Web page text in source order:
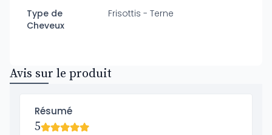
Type de
Cheveux
Frisottis - Terne
Avis sur le produit
Résumé
5